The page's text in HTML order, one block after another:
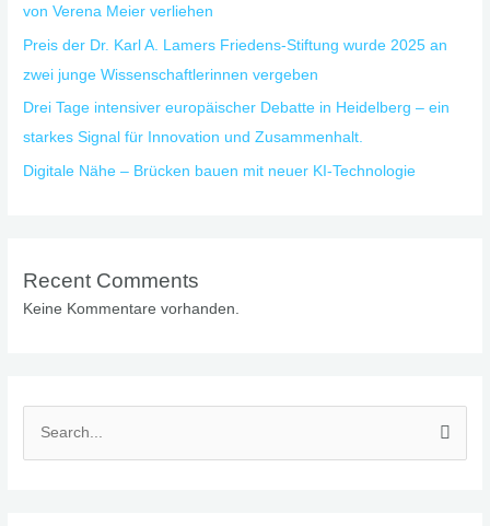
von Verena Meier verliehen
Preis der Dr. Karl A. Lamers Friedens-Stiftung wurde 2025 an
zwei junge Wissenschaftlerinnen vergeben
Drei Tage intensiver europäischer Debatte in Heidelberg – ein
starkes Signal für Innovation und Zusammenhalt.
Digitale Nähe – Brücken bauen mit neuer KI-Technologie
Recent Comments
Keine Kommentare vorhanden.